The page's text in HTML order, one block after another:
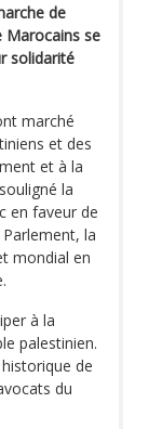
de
Marocains se
solidarité
marché
et des
et à la
la
en faveur de
la
mondial en
à la
palestinien.
de
du